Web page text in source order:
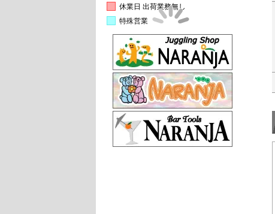
休業日 出荷業務無し
特殊営業